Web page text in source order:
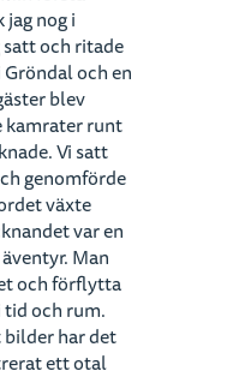
nog i
och ritade
och en
blev
kamrater runt
Vi satt
genomförde
växte
var en
Man
och förflytta
tid och rum.
har det
ett otal